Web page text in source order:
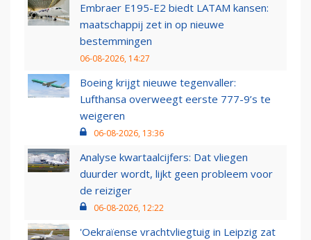
Embraer E195-E2 biedt LATAM kansen:
maatschappij zet in op nieuwe
bestemmingen
06-08-2026, 14:27
Boeing krijgt nieuwe tegenvaller:
Lufthansa overweegt eerste 777-9’s te
weigeren
06-08-2026, 13:36
Analyse kwartaalcijfers: Dat vliegen
duurder wordt, lijkt geen probleem voor
de reiziger
06-08-2026, 12:22
'Oekraïense vrachtvliegtuig in Leipzig zat